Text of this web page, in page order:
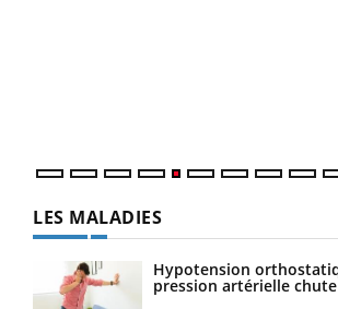
LES MALADIES
Hypotension
pression artérielle